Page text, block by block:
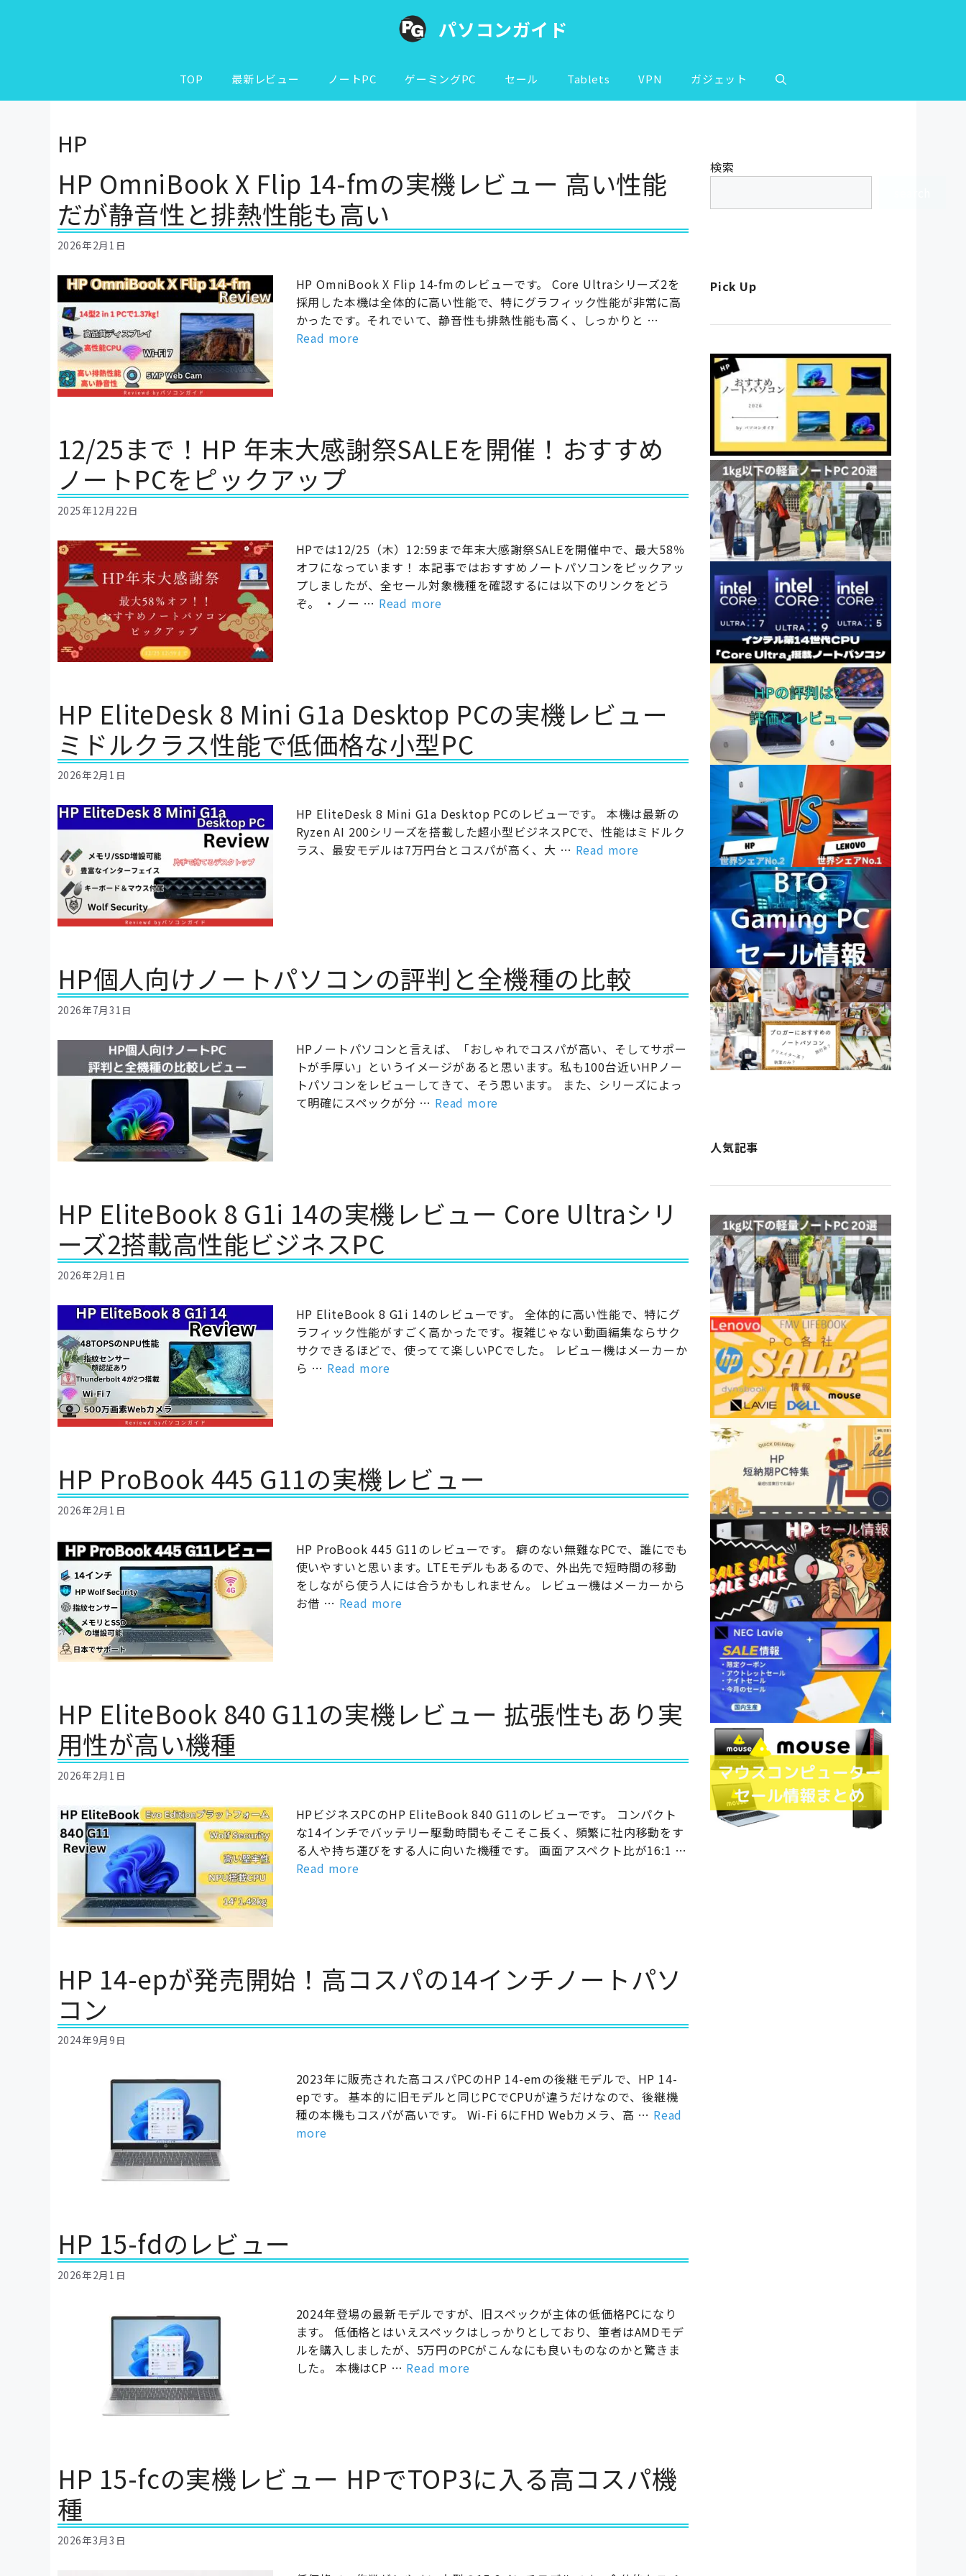
へ
パソコンガイド
TOP 最新レビュー ノートPC ゲーミングPC セール Tablets VPN ガジェット
HP
HP OmniBook X Flip 14-fmの実機レビュー 高い性能
だが静音性と排熱性能も高い
2026年2月1日
HP OmniBook X Flip 14-fmのレビューです。 Core Ultraシリーズ2を
採用した本機は全体的に高い性能で、特にグラフィック性能が非常に高
かったです。それでいて、静音性も排熱性能も高く、しっかりと …
Read more
12/25まで！HP 年末大感謝祭SALEを開催！おすすめ
ノートPCをピックアップ
2025年12月22日
HPでは12/25（木）12:59まで年末大感謝祭SALEを開催中で、最大58％
オフになっています！ 本記事ではおすすめノートパソコンをピックアッ
プしましたが、全セール対象機種を確認するには以下のリンクをどう
ぞ。 ・ノー … Read more
HP EliteDesk 8 Mini G1a Desktop PCの実機レビュー
ミドルクラス性能で低価格な小型PC
2026年2月1日
HP EliteDesk 8 Mini G1a Desktop PCのレビューです。 本機は最新の
Ryzen AI 200シリーズを搭載した超小型ビジネスPCで、性能はミドルク
ラス、最安モデルは7万円台とコスパが高く、大 … Read more
HP個人向けノートパソコンの評判と全機種の比較
2026年7月31日
HPノートパソコンと言えば、「おしゃれでコスパが高い、そしてサポー
トが手厚い」というイメージがあると思います。私も100台近いHPノー
トパソコンをレビューしてきて、そう思います。 また、シリーズによっ
て明確にスペックが分 … Read more
HP EliteBook 8 G1i 14の実機レビュー Core Ultraシリ
ーズ2搭載高性能ビジネスPC
2026年2月1日
HP EliteBook 8 G1i 14のレビューです。 全体的に高い性能で、特にグ
ラフィック性能がすごく高かったです。複雑じゃない動画編集ならサク
サクできるほどで、使ってて楽しいPCでした。 レビュー機はメーカーか
ら … Read more
HP ProBook 445 G11の実機レビュー
2026年2月1日
HP ProBook 445 G11のレビューです。 癖のない無難なPCで、誰にでも
使いやすいと思います。LTEモデルもあるので、外出先で短時間の移動
をしながら使う人には合うかもしれません。 レビュー機はメーカーから
お借 … Read more
HP EliteBook 840 G11の実機レビュー 拡張性もあり実
用性が高い機種
2026年2月1日
HPビジネスPCのHP EliteBook 840 G11のレビューです。 コンパクト
な14インチでバッテリー駆動時間もそこそこ長く、頻繁に社内移動をす
る人や持ち運びをする人に向いた機種です。 画面アスペクト比が16:1 …
Read more
HP 14-epが発売開始！高コスパの14インチノートパソ
コン
2024年9月9日
2023年に販売された高コスパPCのHP 14-emの後継モデルで、HP 14-
epです。 基本的に旧モデルと同じPCでCPUが違うだけなので、後継機
種の本機もコスパが高いです。 Wi-Fi 6にFHD Webカメラ、高 … Read
more
HP 15-fdのレビュー
2026年2月1日
2024年登場の最新モデルですが、旧スペックが主体の低価格PCになり
ます。 低価格とはいえスペックはしっかりとしており、筆者はAMDモデ
ルを購入しましたが、5万円のPCがこんなにも良いものなのかと驚きま
した。 本機はCP … Read more
HP 15-fcの実機レビュー HPでTOP3に入る高コスパ機
種
2026年3月3日
検索
Pick Up
人気記事